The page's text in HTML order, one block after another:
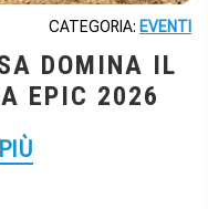
CATEGORIA: EVENTI
DOMINA IL
EPIC 2026